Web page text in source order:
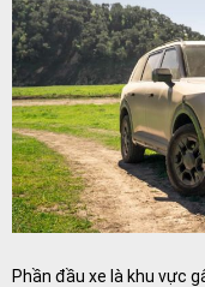
Phần đầu xe là khu vực